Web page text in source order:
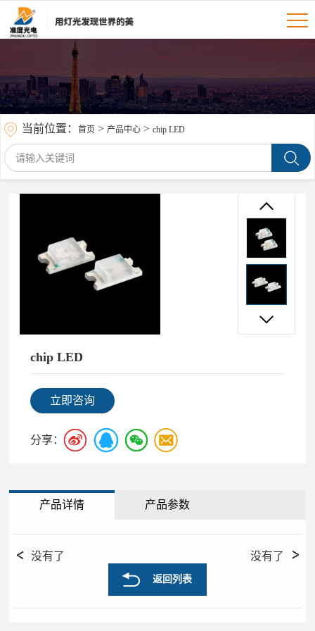
当前位置： 首页 > 产品中心 > chip LED
chip LED
立即咨询
分享：
产品详情 产品参数
没有了 没有了
返回列表